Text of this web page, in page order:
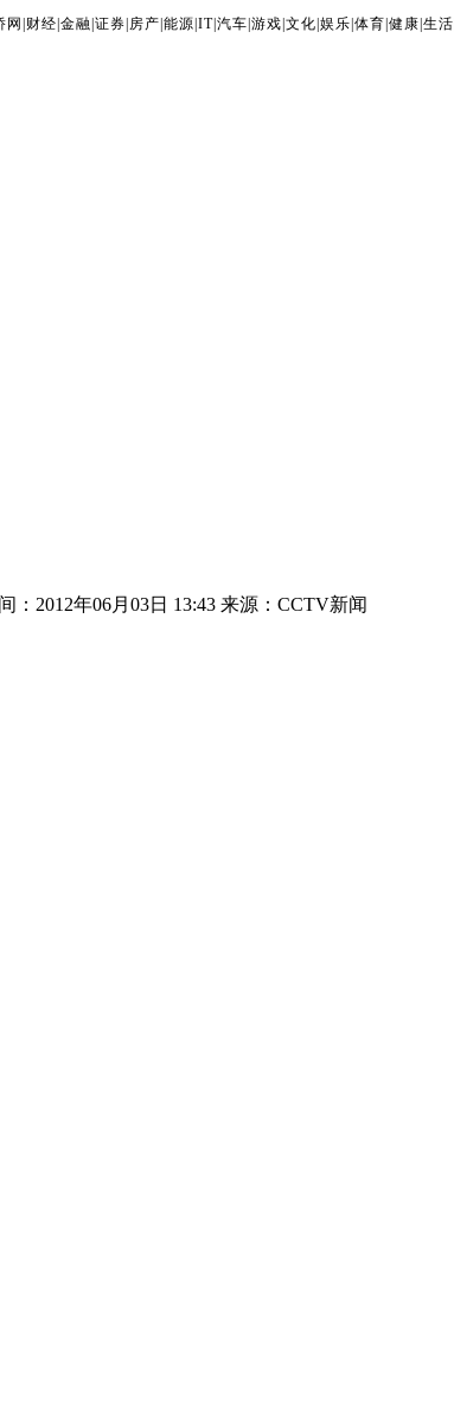
网 财经 金融 证券 房产 能源 IT| 汽车 游戏 文化 娱乐 体育 健康 生活
：2012年06月03日 13:43 来源：CCTV新闻